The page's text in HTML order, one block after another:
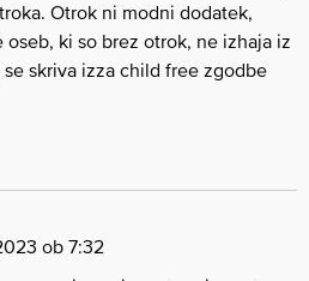
Otrok ni modni dodatek,
ki so brez otrok, ne izhaja iz
skriva izza child free zgodbe
ob 7:32